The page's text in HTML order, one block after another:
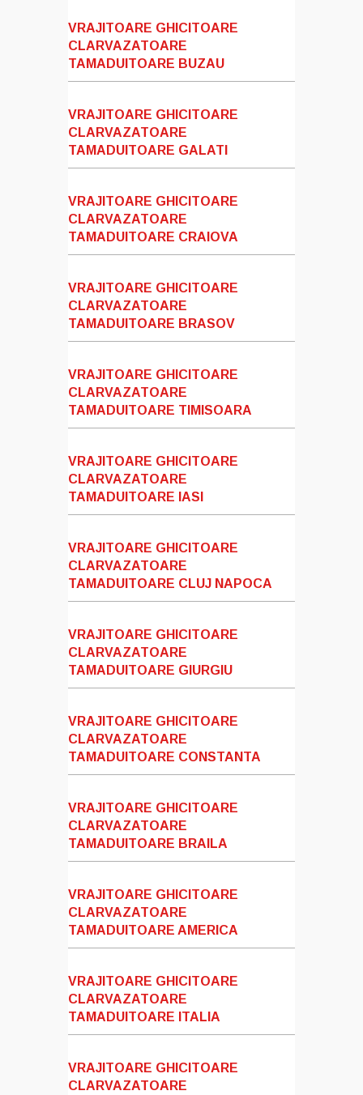
VRAJITOARE GHICITOARE
CLARVAZATOARE
TAMADUITOARE BUZAU
VRAJITOARE GHICITOARE
CLARVAZATOARE
TAMADUITOARE GALATI
VRAJITOARE GHICITOARE
CLARVAZATOARE
TAMADUITOARE CRAIOVA
VRAJITOARE GHICITOARE
CLARVAZATOARE
TAMADUITOARE BRASOV
VRAJITOARE GHICITOARE
CLARVAZATOARE
TAMADUITOARE TIMISOARA
VRAJITOARE GHICITOARE
CLARVAZATOARE
TAMADUITOARE IASI
VRAJITOARE GHICITOARE
CLARVAZATOARE
TAMADUITOARE CLUJ NAPOCA
VRAJITOARE GHICITOARE
CLARVAZATOARE
TAMADUITOARE GIURGIU
VRAJITOARE GHICITOARE
CLARVAZATOARE
TAMADUITOARE CONSTANTA
VRAJITOARE GHICITOARE
CLARVAZATOARE
TAMADUITOARE BRAILA
VRAJITOARE GHICITOARE
CLARVAZATOARE
TAMADUITOARE AMERICA
VRAJITOARE GHICITOARE
CLARVAZATOARE
TAMADUITOARE ITALIA
VRAJITOARE GHICITOARE
CLARVAZATOARE